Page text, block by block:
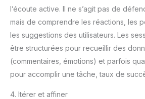
l’écoute active. Il ne s’agit pas de
mais de comprendre les réactions, les
les suggestions des utilisateurs. Les
être structurées pour recueillir des
(commentaires, émotions) et parfois
pour accomplir une tâche, taux de
4. Itérer et affiner